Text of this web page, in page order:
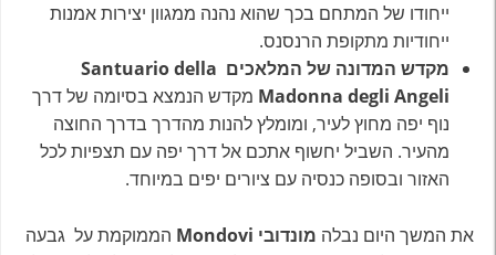
ייחודו של המתחם בכך שהוא נהנה ממגוון יצירות אמנות
ייחודיות מתקופת הרנסנס.
מקדש המדונה של המלאכים Santuario della
Madonna degli Angeli מקדש הנמצא בסיומה של דרך
נוף יפה מחוץ לעיר, ומומלץ להנות מהדרך בדרך החוצה
מהעיר. השביל יחשוף אתכם אל דרך יפה עם תצפיות לכל
האזור ובסופה כנסיה עם ציורים יפים במיוחד.
את המשך היום נבלה מונדובי Mondovi
הממוקמת על גבעה